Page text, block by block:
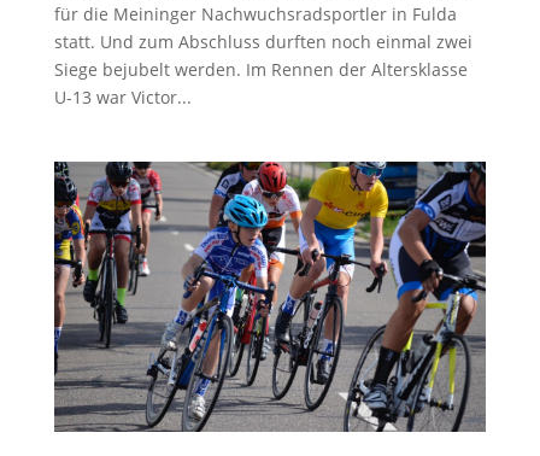
für die Meininger Nachwuchsradsportler in Fulda
statt. Und zum Abschluss durften noch einmal zwei
Siege bejubelt werden. Im Rennen der Altersklasse
U-13 war Victor...